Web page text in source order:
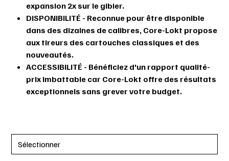
expansion 2x sur le gibier.
DISPONIBILITÉ - Reconnue pour être disponible
dans des dizaines de calibres, Core-Lokt propose
aux tireurs des cartouches classiques et des
nouveautés.
ACCESSIBILITÉ - Bénéficiez d'un rapport qualité-
prix imbattable car Core-Lokt offre des résultats
exceptionnels sans grever votre budget.